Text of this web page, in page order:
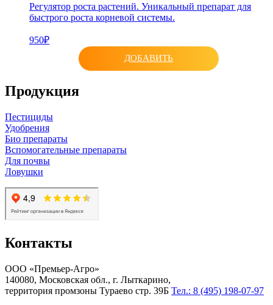
Регулятор роста растений. Уникальный препарат для
быстрого роста корневой системы.
950₽
ДОБАВИТЬ
Продукция
Пестициды
Удобрения
Био препараты
Вспомогательные препараты
Для почвы
Ловушки
Контакты
ООО «Премьер-Агро»
140080, Московская обл., г. Лыткарино,
территория промзоны Тураево стр. 39Б Тел.: 8 (495) 198-07-97